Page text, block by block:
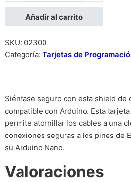
Añadir al carrito
SKU: 02300
Categoría: Tarjetas de
Siéntase seguro con esta shield de
compatible con Arduino. Esta
permite atornillar los cables a una
conexiones seguras a los pines de
su Arduino Nano.
Valoraciones